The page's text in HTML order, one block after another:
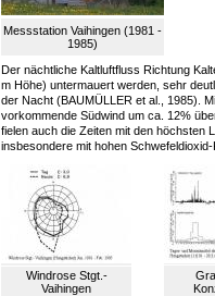
Messstation Vaihingen (1981 -
1985)
Der nächtliche Kaltluftfluss Richtung
m Höhe) untermauert werden, sehr
der Nacht (BAUMÜLLER et al., 1985).
vorkommende Südwind um ca. 12%
fielen auch die Zeiten mit den höchsten
insbesondere mit hohen
Windrose Stgt.-
Vaihingen